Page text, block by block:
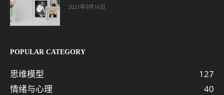
2021年9月16日
POPULAR CATEGORY
思维模型
127
情绪与心理
40